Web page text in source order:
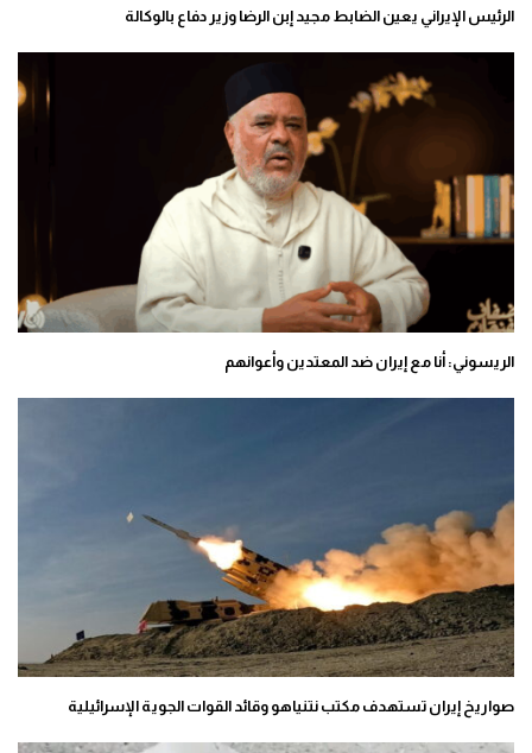
الرئيس الإيراني يعين الضابط مجيد إبن الرضا وزير دفاع بالوكالة
الريسوني: أنا مع إيران ضد المعتدين وأعوانهم
صواريخ إيران تستهدف مكتب نتنياهو وقائد القوات الجوية الإسرائيلية